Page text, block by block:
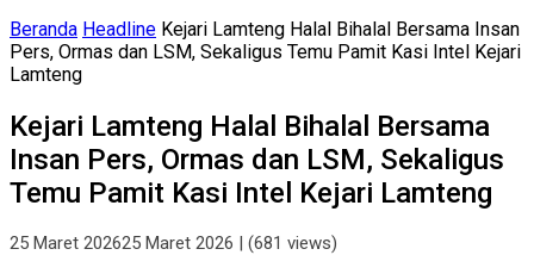
Beranda Headline Kejari Lamteng Halal Bihalal Bersama Insan
Pers, Ormas dan LSM, Sekaligus Temu Pamit Kasi Intel Kejari
Lamteng
Kejari Lamteng Halal Bihalal Bersama
Insan Pers, Ormas dan LSM, Sekaligus
Temu Pamit Kasi Intel Kejari Lamteng
25 Maret 202625 Maret 2026 | (681 views)